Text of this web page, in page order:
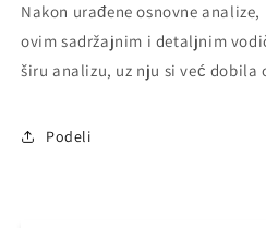
Nakon urađene osnovne
ovim sadržajnim i detaljnim
širu analizu, uz nju si već dobila
Podeli